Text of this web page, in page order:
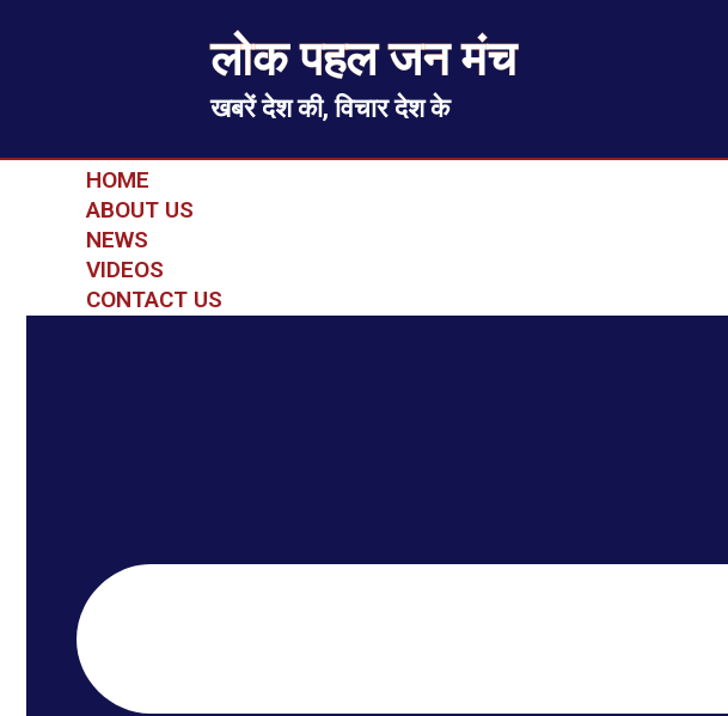
लोक पहल जन मंच
खबरें देश की, विचार देश के
HOME
ABOUT US
NEWS
VIDEOS
CONTACT US